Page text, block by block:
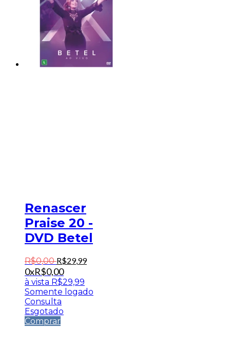
Renascer
Praise 20 -
DVD Betel
R$0,00 R$29,99
0xR$0,00
à vista R$29,99
Somente logado
Consulta
Esgotado
Comprar